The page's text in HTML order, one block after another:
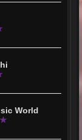
World